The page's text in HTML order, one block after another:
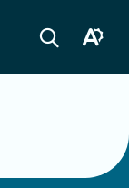
Ouvrir
Ouvrir